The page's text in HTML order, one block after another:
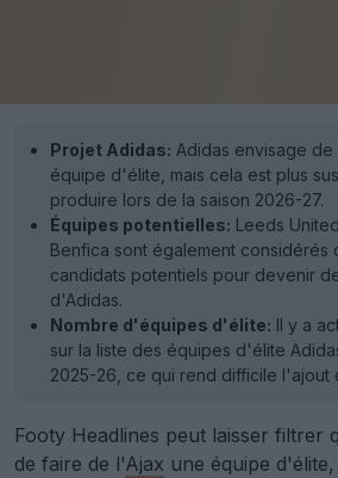
Projet Adidas: Adidas envisage
équipe d'élite, mais cela est plus
produire lors de la saison 2026-27.
Équipes potentielles: Leeds
Benfica sont également considérés
candidats potentiels pour devenir
d'Adidas.
Nombre d'équipes d'élite: Il y a
sur la liste des équipes d'élite
2025-26, ce qui rend difficile l'ajout
Footy Headlines peut laisser filtrer
de faire de l'Ajax une équipe